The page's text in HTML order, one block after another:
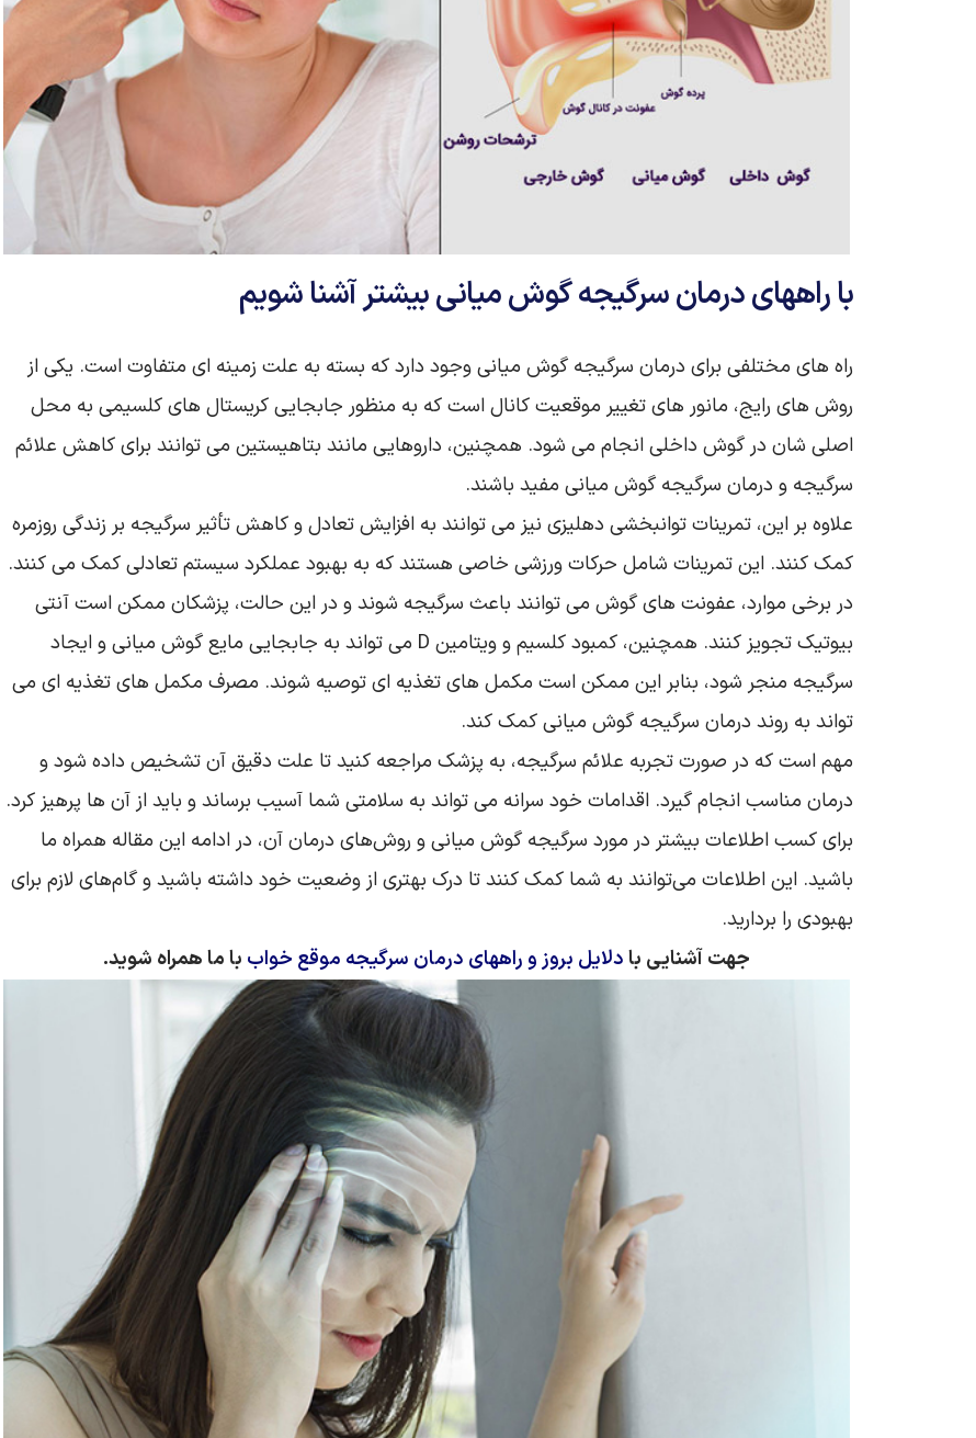
با راههای درمان سرگیجه گوش میانی بیشتر آشنا شویم
راه های مختلفی برای درمان سرگیجه گوش میانی وجود دارد که بسته به علت زمینه‌ ای متفاوت است. یکی از
روش‌ های رایج، مانور های تغییر موقعیت کانال است که به منظور جابجایی کریستال‌ های کلسیمی به محل
اصلی‌ شان در گوش داخلی انجام می‌ شود. همچنین، داروهایی مانند بتاهیستین می‌ توانند برای کاهش علائم
سرگیجه و درمان سرگیجه گوش میانی مفید باشند.
علاوه بر این، تمرینات توانبخشی دهلیزی نیز می‌ توانند به افزایش تعادل و کاهش تأثیر سرگیجه بر زندگی روزمره
کمک کنند. این تمرینات شامل حرکات ورزشی خاصی هستند که به بهبود عملکرد سیستم تعادلی کمک می‌ کنند.
در برخی موارد، عفونت‌ های گوش می‌ توانند باعث سرگیجه شوند و در این حالت، پزشکان ممکن است آنتی‌
بیوتیک تجویز کنند. همچنین، کمبود کلسیم و ویتامین D می‌ تواند به جابجایی مایع گوش میانی و ایجاد
سرگیجه منجر شود، بنابر این ممکن است مکمل‌ های تغذیه‌ ای توصیه شوند. مصرف مکمل های تغذیه ای می
تواند به روند درمان سرگیجه گوش میانی کمک کند.
مهم است که در صورت تجربه علائم سرگیجه، به پزشک مراجعه کنید تا علت دقیق آن تشخیص داده شود و
درمان مناسب انجام گیرد. اقدامات خود سرانه می‌ تواند به سلامتی شما آسیب برساند و باید از آن‌ ها پرهیز کرد.
برای کسب اطلاعات بیشتر در مورد سرگیجه گوش میانی و روش‌های درمان آن، در ادامه این مقاله همراه ما
باشید. این اطلاعات می‌توانند به شما کمک کنند تا درک بهتری از وضعیت خود داشته باشید و گام‌های لازم برای
بهبودی را بردارید.
جهت آشنایی بادلایل بروز و راههای درمان سرگیجه موقع خواب با ما همراه شوید.